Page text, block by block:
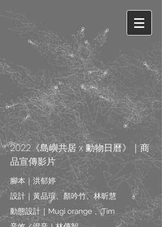
2022《島嶼共居 x 動物日曆》｜商
品宣傳影片
腳本｜洪郁婷
設計｜黃品瑄、顏吟竹、林昕慧
動態設計｜Mugi orange 、Tim